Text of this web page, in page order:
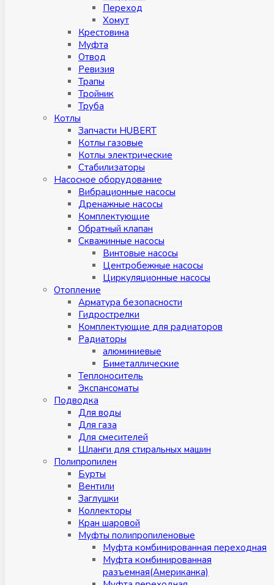
Переход
Хомут
Крестовина
Муфтa
Отвод
Ревизия
Трапы
Тройник
Труба
Котлы
Запчасти HUBERT
Котлы газовые
Котлы электрические
Стабилизаторы
Насосное оборудование
Вибрационные насосы
Дренажные насосы
Комплектующие
Обратный клапан
Скважинные насосы
Винтовые насосы
Центробежные насосы
Циркуляционные насосы
Отопление
Арматура безопасности
Гидрострелки
Комплектующие для радиаторов
Радиаторы
алюминиевые
Биметаллические
Теплоноситель
Экспансоматы
Подводка
Для воды
Для газа
Для смесителей
Шланги для стиральных машин
Полипропилен
Бурты
Вентили
Заглушки
Коллекторы
Кран шаровой
Муфты полипропиленовые
Муфта комбинированная переходная
Муфта комбинированная
разъемная(Американка)